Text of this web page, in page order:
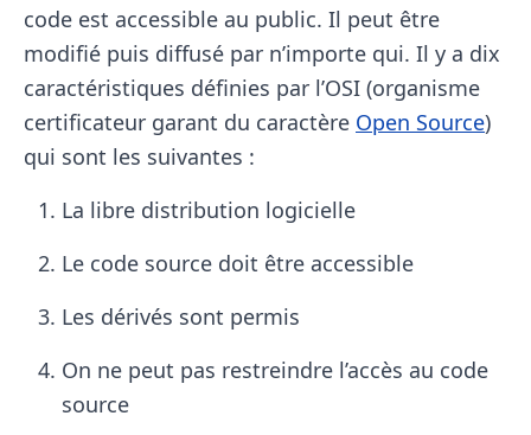
code est accessible au public. Il peut être
modifié puis diffusé par n’importe qui. Il y a dix
caractéristiques définies par l’OSI (organisme
certificateur garant du caractère Open Source)
qui sont les suivantes :
La libre distribution logicielle
Le code source doit être accessible
Les dérivés sont permis
On ne peut pas restreindre l’accès au code
source